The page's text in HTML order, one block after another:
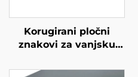
Korugirani pločni
znakovi za vanjsku